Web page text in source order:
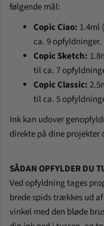
følgende mål:
Copic Ciao: 1.4ml
ca. 9 opfyldninger.
Copic Sketch:
til ca. 7
Copic Classic:
til ca. 5
Ink kan udover
direkte på dine projekter
SÅDAN OPFYLDER DU
Ved opfyldning tages
brede spids trækkes ud
vinkel med den bløde